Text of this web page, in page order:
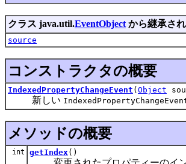
クラス java.util.EventObject から継承さ
source
コンストラクタの概要
IndexedPropertyChangeEvent ( Object
新しい
メソッドの概要
int getIndex ()